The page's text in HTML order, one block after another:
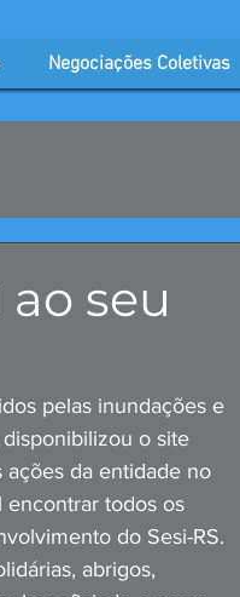
Negociações Coletivas
seu
pelas inundações e
o site
ações da entidade no
encontrar todos os
do Sesi-RS.
abrigos,